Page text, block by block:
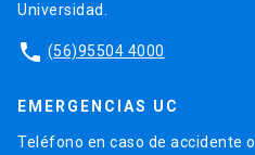
Universidad.
phone (56)95504 4000
EMERGENCIAS UC
Teléfono en caso de accidente